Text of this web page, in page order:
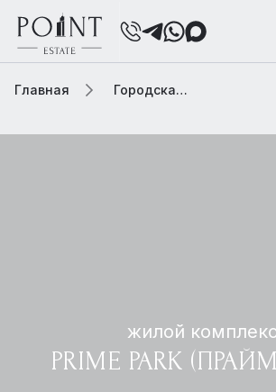
Главная Городская элитная недвижимость
жилой комплекс
PRIME PARK